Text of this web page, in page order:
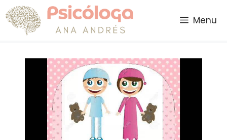
Saltar
al
contenido
Menu